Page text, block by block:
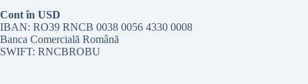
Cont în USD
IBAN: RO39 RNCB 0038 0056 4330 0008
Banca Comercială Română
SWIFT: RNCBROBU